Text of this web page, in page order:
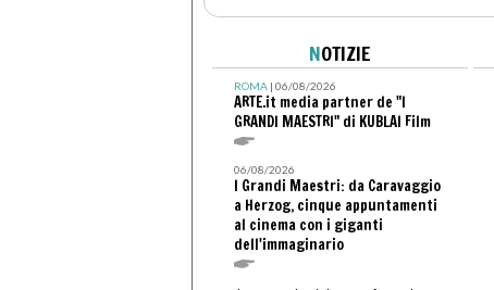
NOTIZIE
ROMA| 06/08/2026
ARTE.it media partner de "I
GRANDI MAESTRI" di KUBLAI Film
06/08/2026
I Grandi Maestri: da Caravaggio
a Herzog, cinque appuntamenti
al cinema con i giganti
dell'immaginario